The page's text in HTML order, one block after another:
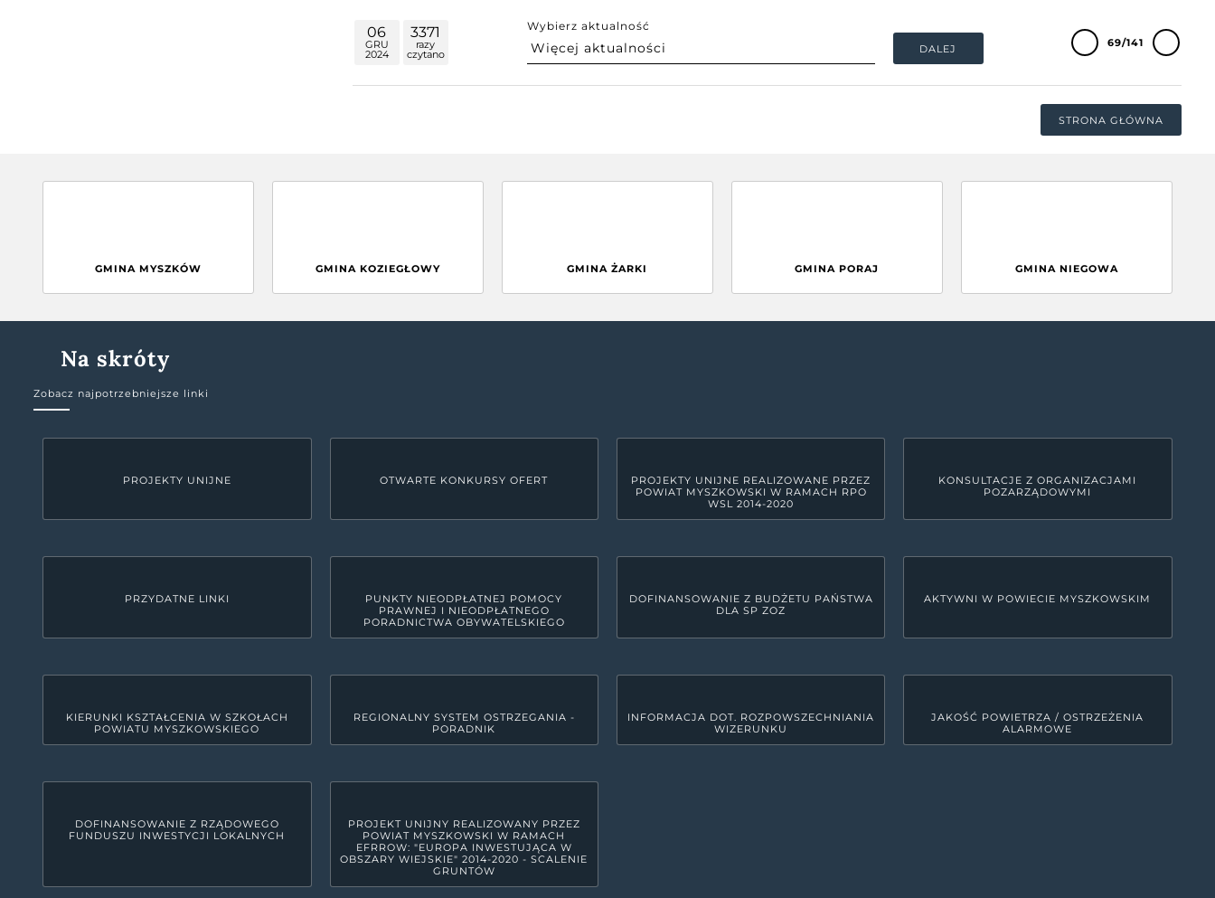
06
GRU
2024
3371
razy
czytano
Wybierz aktualność
DALEJ 69/141
STRONA GŁÓWNA
GMINA MYSZKÓW GMINA KOZIEGŁOWY GMINA ŻARKI GMINA PORAJ GMINA NIEGOWA
Na skróty
Zobacz najpotrzebniejsze linki
PROJEKTY UNIJNE OTWARTE KONKURSY OFERT
PROJEKTY UNIJNE REALIZOWANE PRZEZ
POWIAT MYSZKOWSKI W RAMACH RPO
WSL 2014-2020
KONSULTACJE Z ORGANIZACJAMI
POZARZĄDOWYMI
PRZYDATNE LINKI
PUNKTY NIEODPŁATNEJ POMOCY
PRAWNEJ I NIEODPŁATNEGO
PORADNICTWA OBYWATELSKIEGO
DOFINANSOWANIE Z BUDŻETU PAŃSTWA
DLA SP ZOZ
AKTYWNI W POWIECIE MYSZKOWSKIM
KIERUNKI KSZTAŁCENIA W SZKOŁACH
POWIATU MYSZKOWSKIEGO
REGIONALNY SYSTEM OSTRZEGANIA -
PORADNIK
INFORMACJA DOT. ROZPOWSZECHNIANIA
WIZERUNKU
JAKOŚĆ POWIETRZA / OSTRZEŻENIA
ALARMOWE
DOFINANSOWANIE Z RZĄDOWEGO
FUNDUSZU INWESTYCJI LOKALNYCH
PROJEKT UNIJNY REALIZOWANY PRZEZ
POWIAT MYSZKOWSKI W RAMACH
EFRROW: "EUROPA INWESTUJĄCA W
OBSZARY WIEJSKIE" 2014-2020 - SCALENIE
GRUNTÓW
KONTAKT
woj. śląskie, pow. myszkowski
GODZINY PRACY URZĘDU LINKI SYSTEMOWE